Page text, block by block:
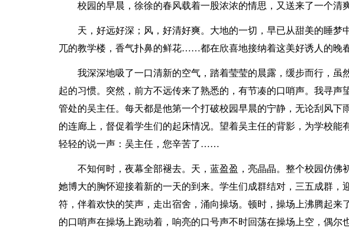
校园的早晨，徐徐的春风载着一股浓浓的情思，又送来了一个清
天，好远好深；风，好清好爽。大地的一切，早已从甜美的睡梦
兀的教学楼，香气扑鼻的鲜花……都在欣喜地接纳着这美好诱人的晚春
我深深地吸了一口清新的空气，踏着莹莹的晨露，缓步而行，虽
起的习惯。突然，前方不远传来了熟悉的，有节凑的口哨声。我寻声
管处的吴主任。每天都是他第一个打破校园早晨的宁静，无论刮风下
的连廊上，督促着学生们的起床情况。望着吴主任的背影，为学校能
轻轻的说一声：吴主任，您辛苦了……
不知何时，夜幕全部褪去。天，蓝盈盈，亮晶晶。整个校园仿佛
她博大的胸怀迎接着新的一天的到来。学生们成群结对，三五成群，
符，伴着欢快的笑声，走出宿舍，涌向操场。顿时，操场上沸腾起来
的口哨声在操场上跑动着，响亮的口号声不时回荡在操场上空，偶尔